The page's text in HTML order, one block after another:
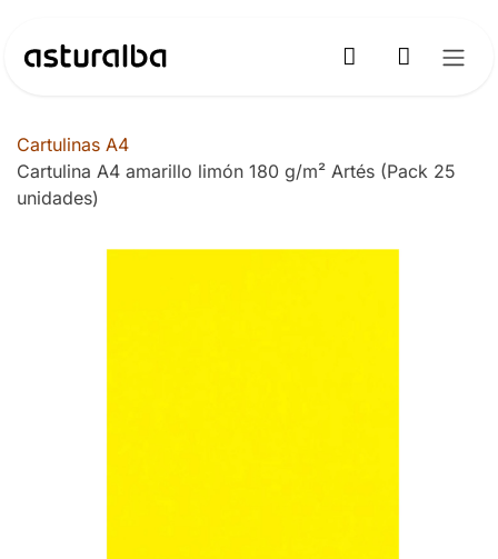
Cartulinas A4
Cartulina A4 amarillo limón 180 g/m² Artés (Pack 25
unidades)